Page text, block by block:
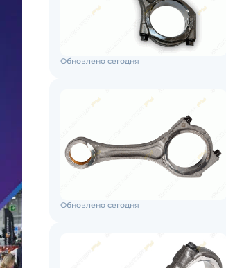
Обновлено сегодня
Обновлено сегодня